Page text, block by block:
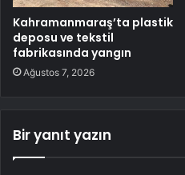
Kahramanmaraş’ta plastik
deposu ve tekstil
fabrikasında yangın
Ağustos 7, 2026
Bir yanıt yazın